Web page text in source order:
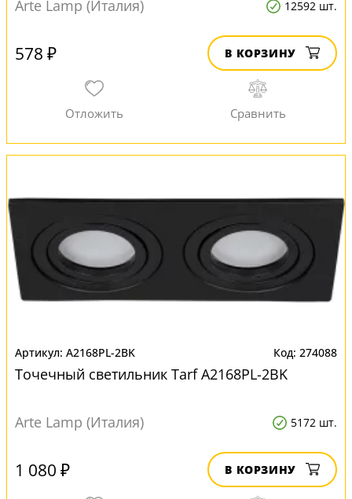
Arte Lamp (Италия) 12592 шт.
578 ₽ В КОРЗИНУ
A2168PL-2BK 274088
Точечный светильник Tarf A2168PL-2BK
Arte Lamp (Италия) 5172 шт.
1 080 ₽ В КОРЗИНУ